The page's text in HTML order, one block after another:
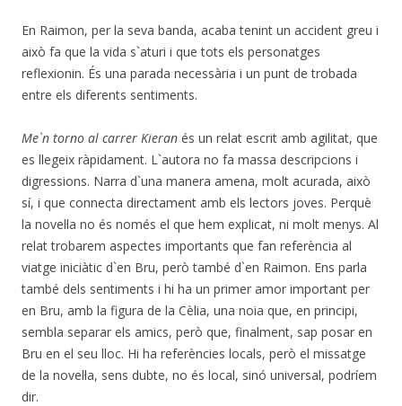
En Raimon, per la seva banda, acaba tenint un accident greu i
això fa que la vida s`aturi i que tots els personatges
reflexionin. És una parada necessària i un punt de trobada
entre els diferents sentiments.
Me`n torno al carrer Kieran és un relat escrit amb agilitat, que
es llegeix ràpidament. L`autora no fa massa descripcions i
digressions. Narra d`una manera amena, molt acurada, això
sí, i que connecta directament amb els lectors joves. Perquè
la novel·la no és només el que hem explicat, ni molt menys. Al
relat trobarem aspectes importants que fan referència al
viatge iniciàtic d`en Bru, però també d`en Raimon. Ens parla
també dels sentiments i hi ha un primer amor important per
en Bru, amb la figura de la Cèlia, una noia que, en principi,
sembla separar els amics, però que, finalment, sap posar en
Bru en el seu lloc. Hi ha referències locals, però el missatge
de la novel·la, sens dubte, no és local, sinó universal, podríem
dir.